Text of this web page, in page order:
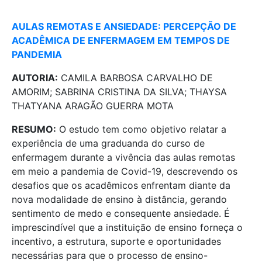
AULAS REMOTAS E ANSIEDADE: PERCEPÇÃO DE
ACADÊMICA DE ENFERMAGEM EM TEMPOS DE
PANDEMIA
AUTORIA: CAMILA BARBOSA CARVALHO DE
AMORIM; SABRINA CRISTINA DA SILVA; THAYSA
THATYANA ARAGÃO GUERRA MOTA
RESUMO: O estudo tem como objetivo relatar a
experiência de uma graduanda do curso de
enfermagem durante a vivência das aulas remotas
em meio a pandemia de Covid-19, descrevendo os
desafios que os acadêmicos enfrentam diante da
nova modalidade de ensino à distância, gerando
sentimento de medo e consequente ansiedade. É
imprescindível que a instituição de ensino forneça o
incentivo, a estrutura, suporte e oportunidades
necessárias para que o processo de ensino-